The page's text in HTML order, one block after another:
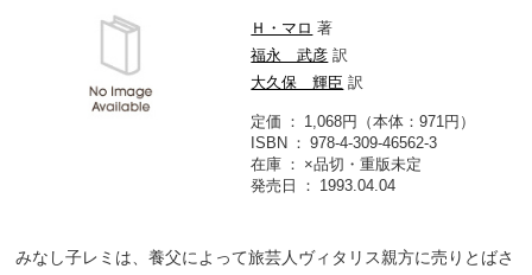
Ｈ・マロ 著
福永 武彦 訳
大久保 輝臣 訳
定価
1,068円（本体：971円）
ISBN
978-4-309-46562-3
在庫
×品切・重版未定
発売日
1993.04.04
みなし子レミは、養父によって旅芸人ヴィタリス親方に売りとばさ